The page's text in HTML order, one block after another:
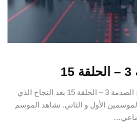
برامج رمضان 2018 برنامج الصدمة 3 – الحلقة 15 بعد النجاح الذي
الأول و الثاني. نشاهد الموسم